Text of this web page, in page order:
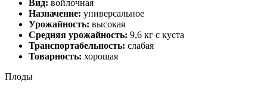
Вид: войлочная
Назначение: универсальное
Урожайность: высокая
Средняя урожайность: 9,6 кг с куста
Транспортабельность: слабая
Товарность: хорошая
Плоды